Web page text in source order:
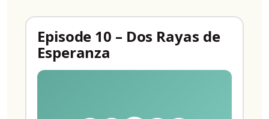
Episode 10 – Dos Rayas de
Esperanza